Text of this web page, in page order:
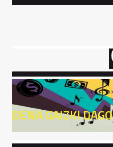
DENA GAIZKI DAGO